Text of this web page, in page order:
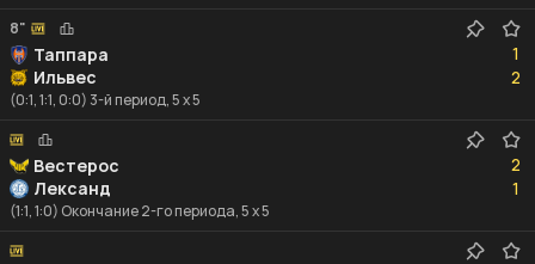
8"
Таппара
Ильвес
1
12
2
(0:1, 1:1, 0:0) 3-й период, 5 x 5
Вестерос
Лександ
2
2
1
1
(1:1, 1:0) Окончание 2-го периода, 5 x 5
2